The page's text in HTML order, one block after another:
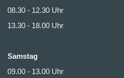
08.30 - 12.30 Uhr
13.30 - 18.00 Uhr
Samstag
09.00 - 13.00 Uhr